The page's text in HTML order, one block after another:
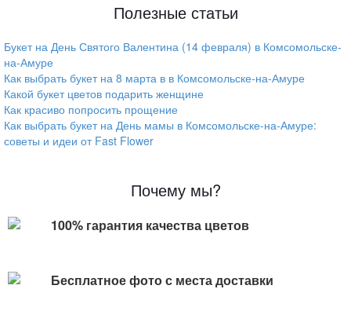
Полезные статьи
Букет на День Святого Валентина (14 февраля) в Комсомольске-
на-Амуре
Как выбрать букет на 8 марта в в Комсомольске-на-Амуре
Какой букет цветов подарить женщине
Как красиво попросить прощение
Как выбрать букет на День мамы в Комсомольске-на-Амуре:
советы и идеи от Fast Flower
Почему мы?
100% гарантия качества цветов
Бесплатное фото с места доставки